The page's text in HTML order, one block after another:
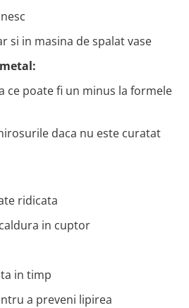
si in masina de spalat vase
ce poate fi un minus la formele
daca nu este curatat
ridicata
in cuptor
in timp
a preveni lipirea